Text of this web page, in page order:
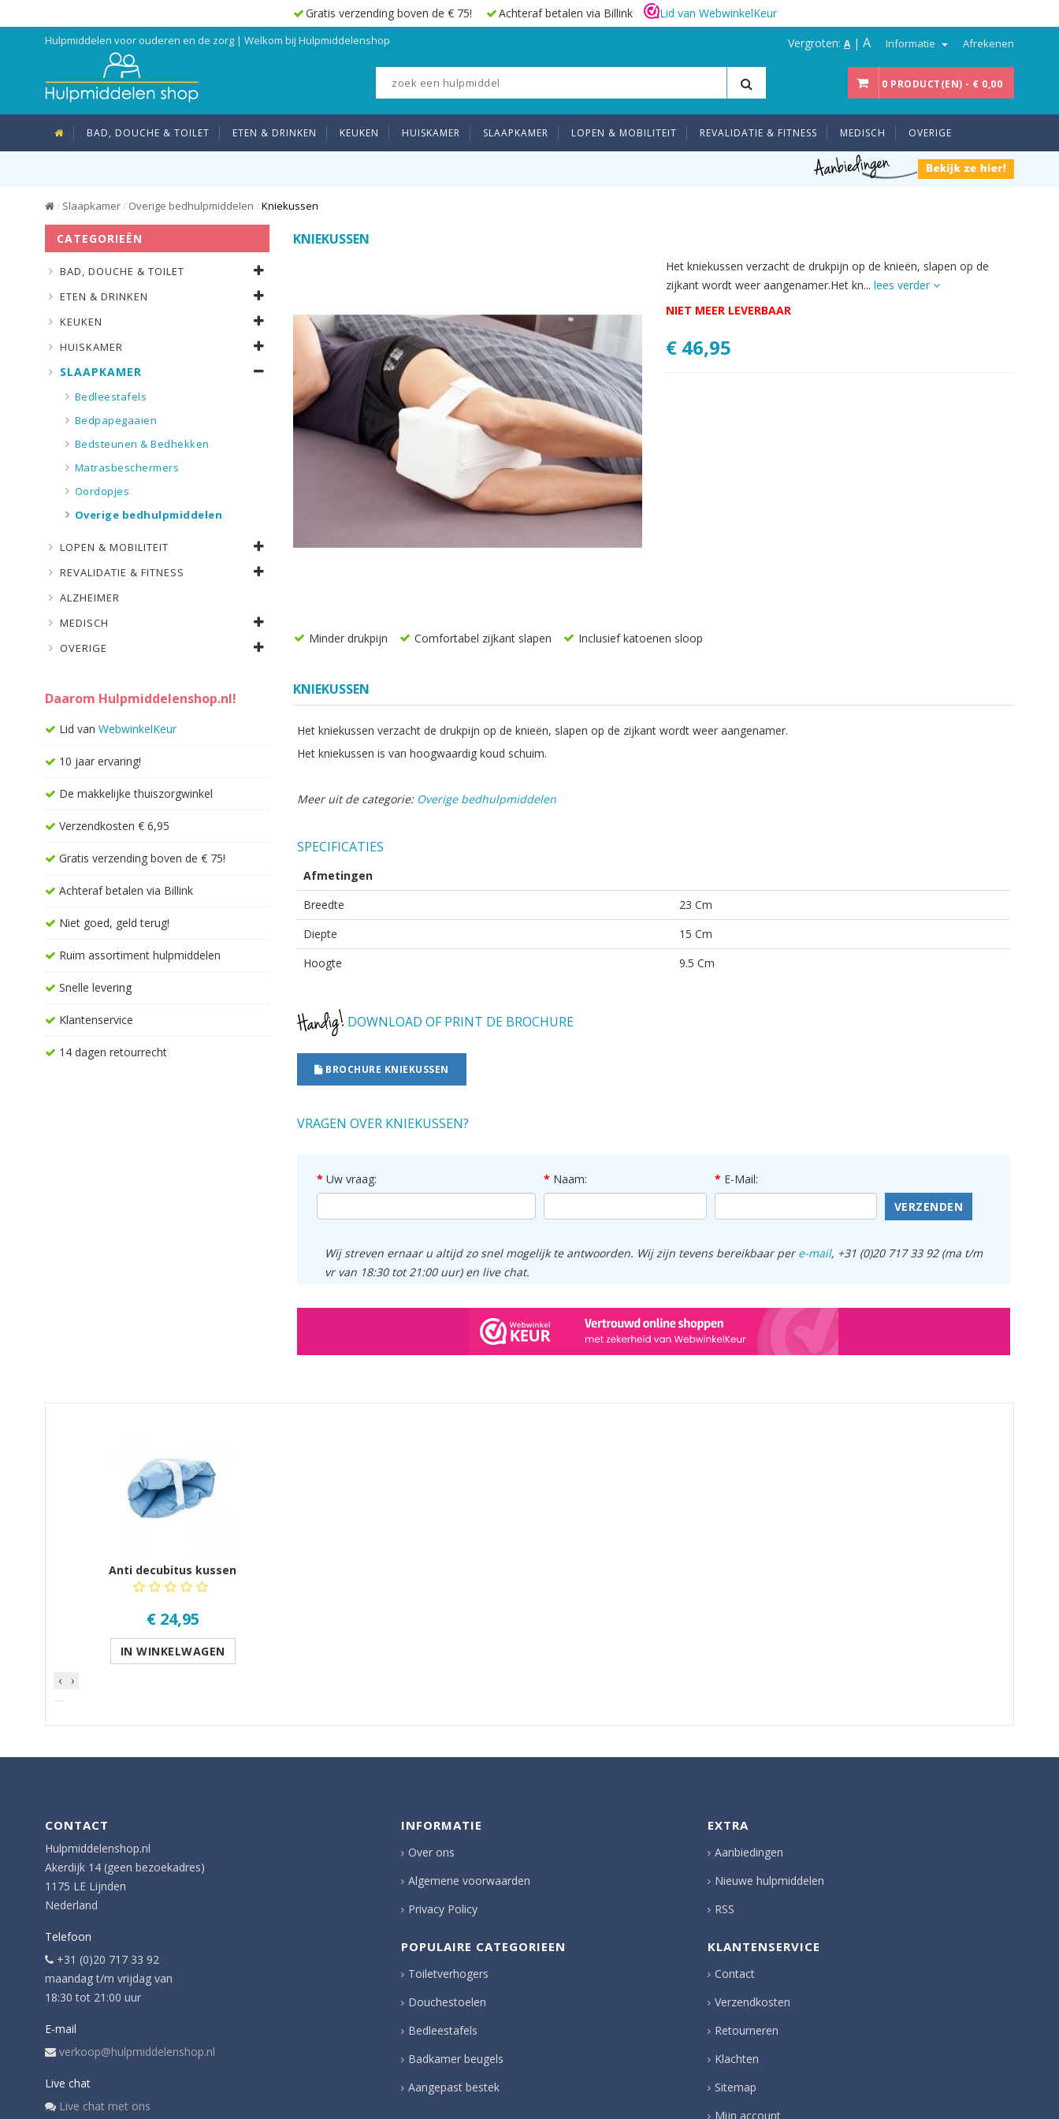
Gratis verzending boven de € 75! Achteraf betalen via Billink Lid van WebwinkelKeur
Hulpmiddelen voor ouderen en de zorg | Welkom bij Hulpmiddelenshop Vergroten: A| A Informatie Afrekenen
0 PRODUCT(EN) - € 0,00
BAD, DOUCHE & TOILET ETEN & DRINKEN KEUKEN HUISKAMER SLAAPKAMER LOPEN & MOBILITEIT REVALIDATIE & FITNESS MEDISCH OVERIGE
/ Slaapkamer / Overige bedhulpmiddelen / Kniekussen
KNIEKUSSEN
Het kniekussen verzacht de drukpijn op de knieën, slapen op de
zijkant wordt weer aangenamer.Het kn... lees verder
NIET MEER LEVERBAAR
€ 46,95
Minder drukpijn Comfortabel zijkant slapen Inclusief katoenen sloop
KNIEKUSSEN
Het kniekussen verzacht de drukpijn op de knieën, slapen op de zijkant wordt weer aangenamer.
Het kniekussen is van hoogwaardig koud schuim.
Meer uit de categorie: Overige bedhulpmiddelen
SPECIFICATIES
Afmetingen
Breedte
23 Cm
Diepte
15 Cm
Hoogte
9.5 Cm
DOWNLOAD OF PRINT DE BROCHURE
BROCHURE KNIEKUSSEN
VRAGEN OVER KNIEKUSSEN?
Uw vraag: Naam:
E-Mail:
VERZENDEN
Wij streven ernaar u altijd zo snel mogelijk te antwoorden. Wij zijn tevens bereikbaar pere-mail, +31 (0)20 717 33 92 (ma t/m
vr van 18:30 tot 21:00 uur) en live chat.
CATEGORIEËN
BAD, DOUCHE & TOILET
ETEN & DRINKEN
KEUKEN
HUISKAMER
SLAAPKAMER
Bedleestafels
Bedpapegaaien
Bedsteunen & Bedhekken
Matrasbeschermers
Oordopjes
Overige bedhulpmiddelen
LOPEN & MOBILITEIT
REVALIDATIE & FITNESS
ALZHEIMER
MEDISCH
OVERIGE
Daarom Hulpmiddelenshop.nl!
Lid vanWebwinkelKeur
10 jaar ervaring!
De makkelijke thuiszorgwinkel
Verzendkosten € 6,95
Gratis verzending boven de € 75!
Achteraf betalen via Billink
Niet goed, geld terug!
Ruim assortiment hulpmiddelen
Snelle levering
Klantenservice
14 dagen retourrecht
Anti decubitus kussen
€ 24,95
IN WINKELWAGEN
‹
›
CONTACT
Hulpmiddelenshop.nl
Akerdijk 14 (geen bezoekadres)
1175 LE Lijnden
Nederland
Telefoon
+31 (0)20 717 33 92
maandag t/m vrijdag van
18:30 tot 21:00 uur
E-mail
verkoop@hulpmiddelenshop.nl
Live chat
Live chat met ons
EXTRA
Aanbiedingen
Nieuwe hulpmiddelen
RSS
KLANTENSERVICE
Contact
Verzendkosten
Retourneren
Klachten
Sitemap
Mijn account
INFORMATIE
Over ons
Algemene voorwaarden
Privacy Policy
POPULAIRE CATEGORIEEN
Toiletverhogers
Douchestoelen
Bedleestafels
Badkamer beugels
Aangepast bestek